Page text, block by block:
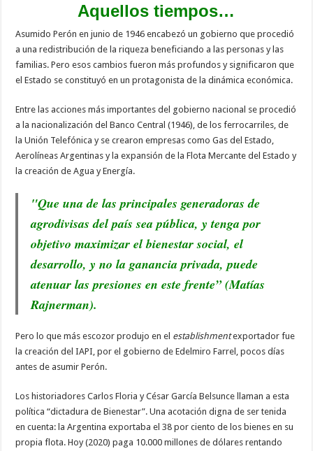
Aquellos tiempos…
Asumido Perón en junio de 1946 encabezó un gobierno que procedió
a una redistribución de la riqueza beneficiando a las personas y las
familias. Pero esos cambios fueron más profundos y significaron que
el Estado se constituyó en un protagonista de la dinámica económica.
Entre las acciones más importantes del gobierno nacional se procedió
a la nacionalización del Banco Central (1946), de los ferrocarriles, de
la Unión Telefónica y se crearon empresas como Gas del Estado,
Aerolíneas Argentinas y la expansión de la Flota Mercante del Estado y
la creación de Agua y Energía.
"Que una de las principales generadoras de
agrodivisas del país sea pública, y tenga por
objetivo maximizar el bienestar social, el
desarrollo, y no la ganancia privada, puede
atenuar las presiones en este frente” (Matías
Rajnerman).
Pero lo que más escozor produjo en el establishmentexportador fue
la creación del IAPI, por el gobierno de Edelmiro Farrel, pocos días
antes de asumir Perón.
Los historiadores Carlos Floria y César García Belsunce llaman a esta
política “dictadura de Bienestar”. Una acotación digna de ser tenida
en cuenta: la Argentina exportaba el 38 por ciento de los bienes en su
propia flota. Hoy (2020) paga 10.000 millones de dólares rentando